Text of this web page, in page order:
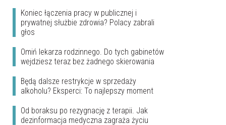
Koniec łączenia pracy w publicznej i
prywatnej służbie zdrowia? Polacy zabrali
głos
Omiń lekarza rodzinnego. Do tych gabinetów
wejdziesz teraz bez żadnego skierowania
Będą dalsze restrykcje w sprzedaży
alkoholu? Eksperci: To najlepszy moment
Od boraksu po rezygnację z terapii. Jak
dezinformacja medyczna zagraża życiu